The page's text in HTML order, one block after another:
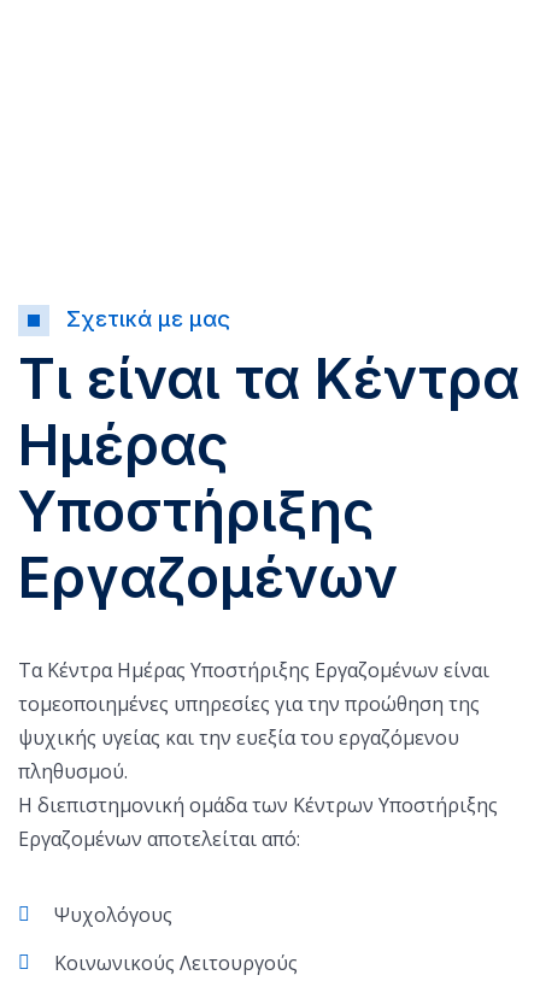
Σχετικά με μας
Τι είναι τα Κέντρα
Ημέρας
Υποστήριξης
Εργαζομένων
Τα Κέντρα Ημέρας Υποστήριξης Εργαζομένων είναι
τομεοποιημένες υπηρεσίες για την προώθηση της
ψυχικής υγείας και την ευεξία του εργαζόμενου
πληθυσμού.
Η διεπιστημονική ομάδα των Κέντρων Υποστήριξης
Εργαζομένων αποτελείται από:
Ψυχολόγους
Κοινωνικούς Λειτουργούς